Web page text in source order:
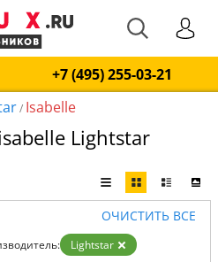
+7 (495) 255-03-21
/ Isabelle
Lightstar
ОЧИСТИТЬ ВСЕ
Lightstar